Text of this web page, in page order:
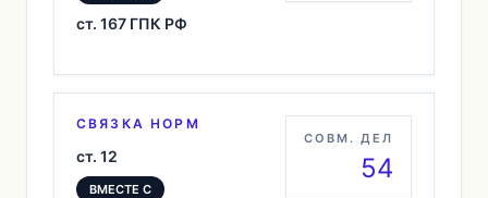
ст. 167 ГПК РФ
СВЯЗКА НОРМ
ст. 12
ВМЕСТЕ С
СОВМ. ДЕЛ
54